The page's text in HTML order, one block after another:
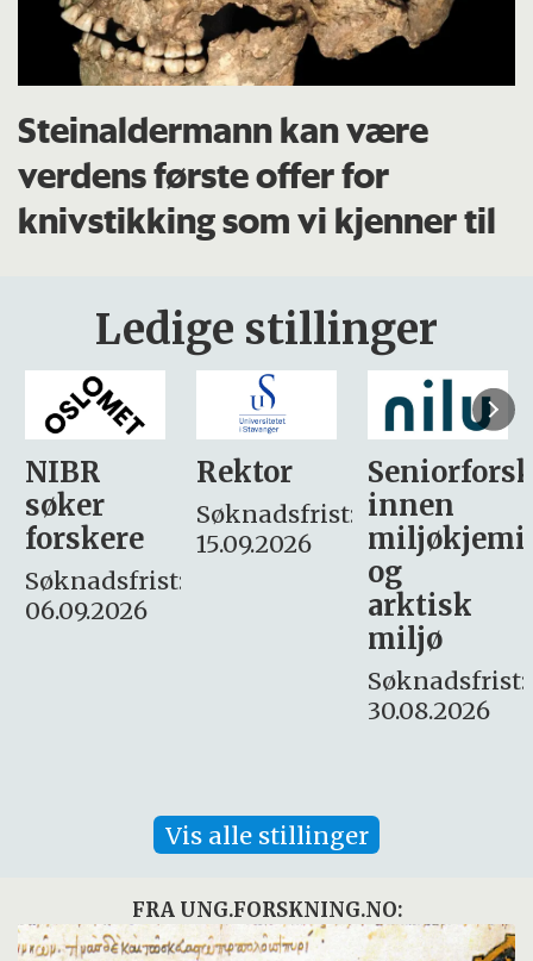
Steinaldermann kan være
verdens første offer for
knivstikking som vi kjenner til
Ledige stillinger
Rektor
Søknadsfrist:
15.09.2026
Seniorforsker
innen
miljøkjemi
søker
– fast
Søknadsfrist:
16. august.
Vis alle stillinger
FRA UNG.FORSKNING.NO: